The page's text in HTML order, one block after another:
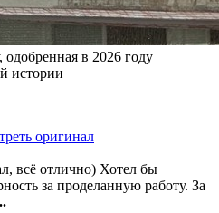
одобренная в 2026 году
истории
оригинал
всё отлично) Хотел бы
за проделанную работу. За